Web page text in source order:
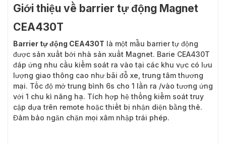
Giới thiệu về barrier tự động Magnet
CEA430T
Barrier tự động CEA430T là một mẫu barrier tự động
được sản xuất bởi nhà sản xuất Magnet. Barie CEA430T
đáp ứng nhu cầu kiểm soát ra vào tại các khu vực có lưu
lượng giao thông cao như bãi đỗ xe, trung tâm thương
mại. Tốc độ mở trung bình 6s cho 1 lần ra /vào tương ứng
với 1 chu kì nâng hạ. Tích hợp hệ thống kiểm soát truy
cập dựa trên remote hoặc thiết bị nhận diện bằng thẻ.
Đảm bảo ngăn chặn mọi xâm nhập trái phép.